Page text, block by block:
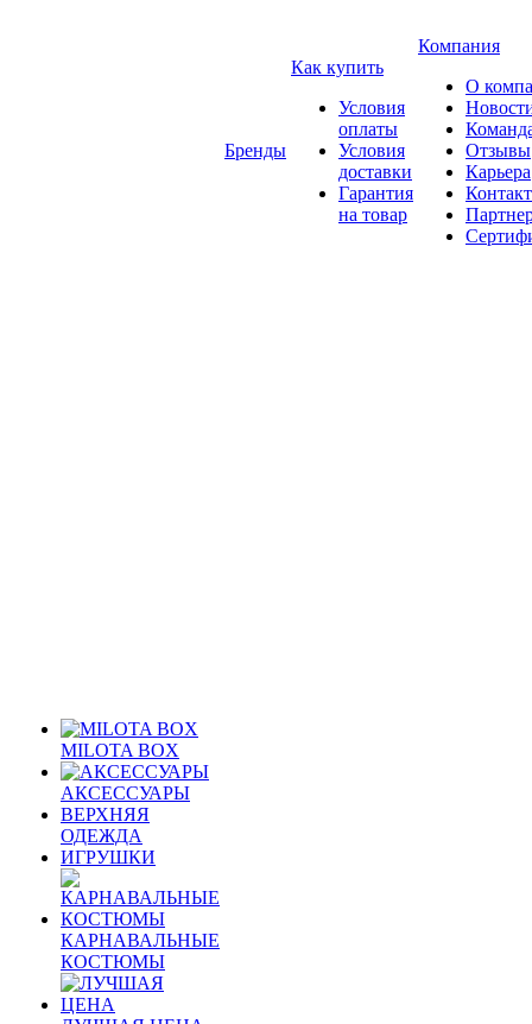
MILOTA BOX
АКСЕССУАРЫ
ВЕРХНЯЯ
ОДЕЖДА
ИГРУШКИ
КАРНАВАЛЬНЫЕ
КОСТЮМЫ
Бренды
Как купить
Условия
оплаты
Условия
доставки
Гарантия
на товар
Компания
О
Отзывы
Карьера